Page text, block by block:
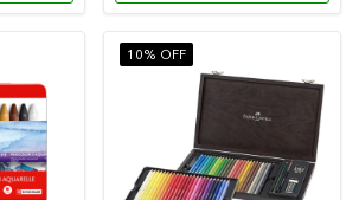
10% OFF